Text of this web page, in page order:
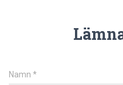
Namn *